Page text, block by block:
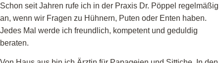
Schon seit Jahren rufe ich in der Praxis Dr. Pöppel regelmäßig
an, wenn wir Fragen zu Hühnern, Puten oder Enten haben.
Jedes Mal werde ich freundlich, kompetent und geduldig
beraten.